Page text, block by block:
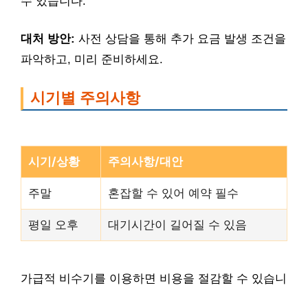
대처 방안: 사전 상담을 통해 추가 요금 발생 조건을
파악하고, 미리 준비하세요.
시기별 주의사항
시기/상황 주의사항/대안
주말 혼잡할 수 있어 예약 필수
평일 오후 대기시간이 길어질 수 있음
가급적 비수기를 이용하면 비용을 절감할 수 있습니